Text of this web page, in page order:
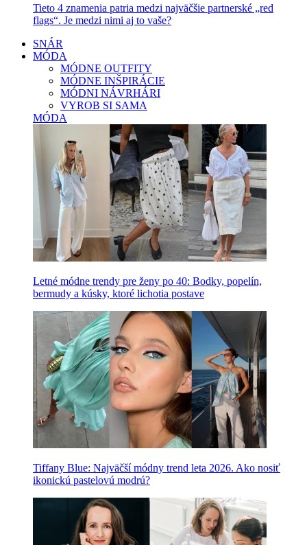
Tieto 4 znamenia patria medzi najväčšie partnerské „red
flags“. Je medzi nimi aj to vaše?
SNÁR
MÓDA
MÓDNE OUTFITY
MÓDNE INŠPIRÁCIE
MÓDNI NÁVRHÁRI
VYROB SI SAMA
MÓDA
Letné módne trendy pre ženy po 40: Bodky, popelín,
bermudy a kúsky, ktoré lichotia postave
Tiffany Blue: Najväčší módny trend leta 2026. Ako nosiť
ikonickú pastelovú modrú?